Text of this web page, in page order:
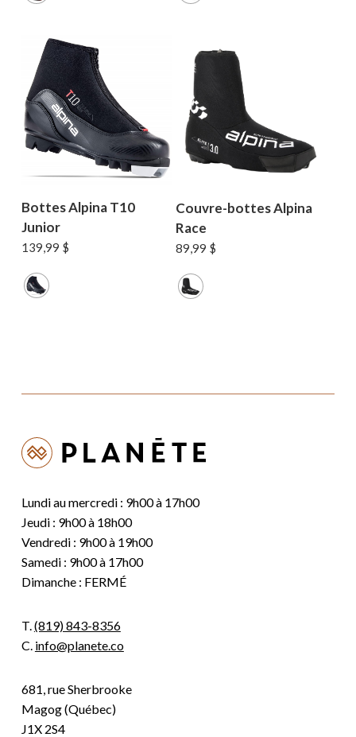
Bottes Alpina T10
Junior
139,99 $
Couvre-bottes Alpina
Race
89,99 $
Lundi au mercredi : 9h00 à 17h00
Jeudi : 9h00 à 18h00
Vendredi : 9h00 à 19h00
Samedi : 9h00 à 17h00
Dimanche : FERMÉ
T.(819) 843-8356
C. info@planete.co
681, rue Sherbrooke
Magog (Québec)
J1X 2S4